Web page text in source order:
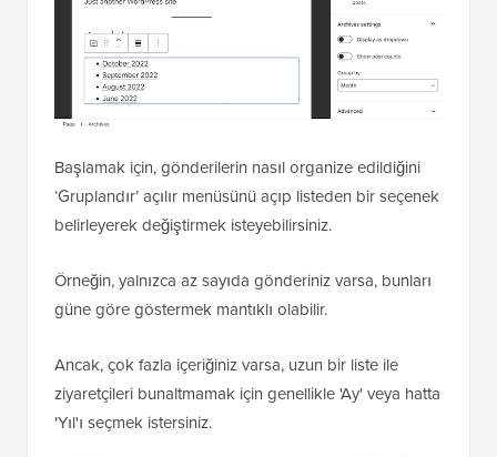
Başlamak için, gönderilerin nasıl organize edildiğini
‘Gruplandır’ açılır menüsünü açıp listeden bir seçenek
belirleyerek değiştirmek isteyebilirsiniz.
Örneğin, yalnızca az sayıda gönderiniz varsa, bunları
güne göre göstermek mantıklı olabilir.
Ancak, çok fazla içeriğiniz varsa, uzun bir liste ile
ziyaretçileri bunaltmamak için genellikle 'Ay' veya hatta
'Yıl'ı seçmek istersiniz.